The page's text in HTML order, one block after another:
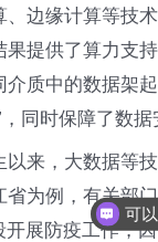
边缘计算等技术
果提供了算力支
质中的数据架
同时保障了数据
以来，大数据等
为例，有关部
开展防疫工作，